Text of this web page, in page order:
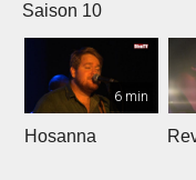
Saison 10
6 min
Hosanna